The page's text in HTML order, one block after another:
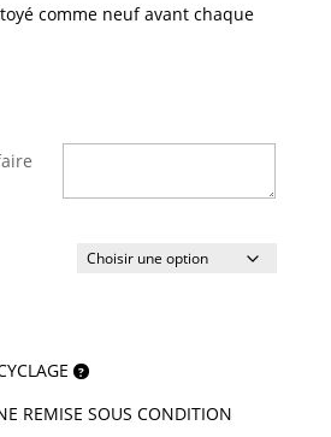
comme neuf avant chaque
REMISE SOUS CONDITION